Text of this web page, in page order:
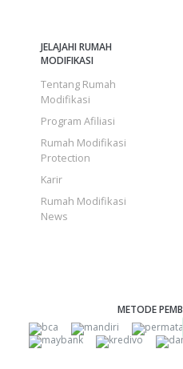
JELAJAHI RUMAH
MODIFIKASI
Tentang Rumah
Modifikasi
Program Afiliasi
Rumah Modifikasi
Protection
Karir
Rumah Modifikasi
News
METODE